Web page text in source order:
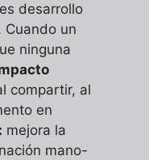
desarrollo
Cuando un
ninguna
compartir, al
en
mejora la
mano-